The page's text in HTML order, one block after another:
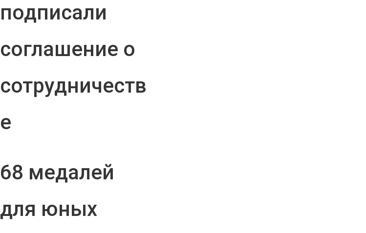
подписали
соглашение о
сотрудничеств
е
68 медалей
для юных